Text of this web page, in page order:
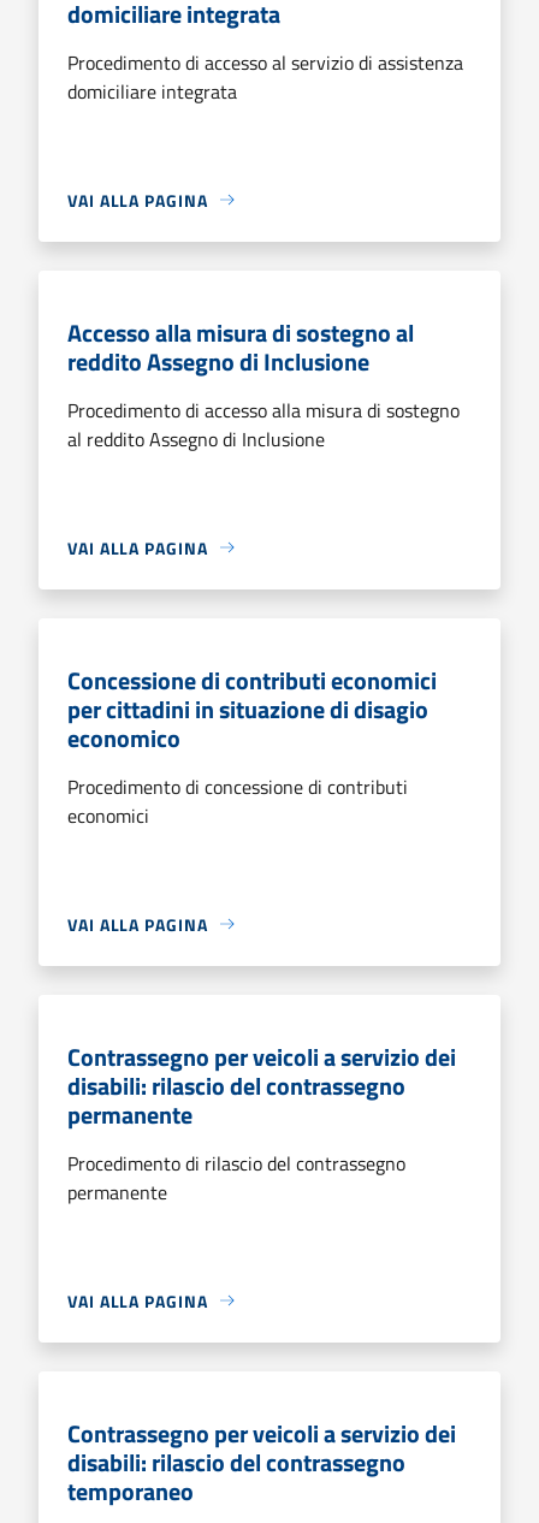
domiciliare integrata
Procedimento di accesso al servizio di assistenza
domiciliare integrata
VAI ALLA PAGINA
Accesso alla misura di sostegno al
reddito Assegno di Inclusione
Procedimento di accesso alla misura di sostegno
al reddito Assegno di Inclusione
VAI ALLA PAGINA
Concessione di contributi economici
per cittadini in situazione di disagio
economico
Procedimento di concessione di contributi
economici
VAI ALLA PAGINA
Contrassegno per veicoli a servizio dei
disabili: rilascio del contrassegno
permanente
Procedimento di rilascio del contrassegno
permanente
VAI ALLA PAGINA
Contrassegno per veicoli a servizio dei
disabili: rilascio del contrassegno
temporaneo